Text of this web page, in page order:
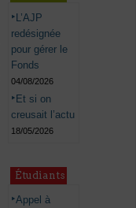
L’AJP
redésignée
pour gérer le
Fonds
04/08/2026
Et si on
creusait l’actu
18/05/2026
Étudiants
Appel à